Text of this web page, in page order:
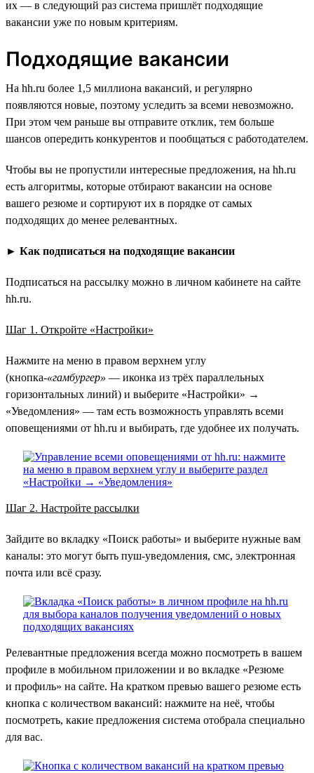
их — в следующий раз система пришлёт подходящие
вакансии уже по новым критериям.
Подходящие вакансии
На hh.ru более 1,5 миллиона вакансий, и регулярно
появляются новые, поэтому уследить за всеми невозможно.
При этом чем раньше вы отправите отклик, тем больше
шансов опередить конкурентов и пообщаться с работодателем.
Чтобы вы не пропустили интересные предложения, на hh.ru
есть алгоритмы, которые отбирают вакансии на основе
вашего резюме и сортируют их в порядке от самых
подходящих до менее релевантных.
► Как подписаться на подходящие вакансии
Подписаться на рассылку можно в личном кабинете на сайте
hh.ru.
Шаг 1. Откройте «Настройки»
Нажмите на меню в правом верхнем углу
(кнопка-«гамбургер» — иконка из трёх параллельных
горизонтальных линий) и выберите «Настройки» →
«Уведомления» — там есть возможность управлять всеми
оповещениями от hh.ru и выбирать, где удобнее их получать.
Шаг 2. Настройте рассылки
Зайдите во вкладку «Поиск работы» и выберите нужные вам
каналы: это могут быть пуш-уведомления, смс, электронная
почта или всё сразу.
Релевантные предложения всегда можно посмотреть в вашем
профиле в мобильном приложении и во вкладке «Резюме
и профиль» на сайте. На кратком превью вашего резюме есть
кнопка с количеством вакансий: нажмите на неё, чтобы
посмотреть, какие предложения система отобрала специально
для вас.